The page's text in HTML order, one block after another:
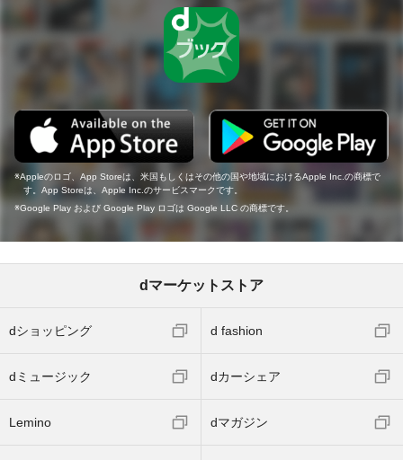
Appleのロゴ、App Storeは、米国もしくはその他の国や地域におけるApple Inc.の商標で
す。App Storeは、Apple Inc.のサービスマークです。
Google Play および Google Play ロゴは Google LLC の商標です。
dマーケットストア
dショッピング d fashion
dミュージック dカーシェア
Lemino dマガジン